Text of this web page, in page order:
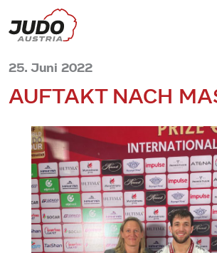
25. Juni 2022
AUFTAKT NACH